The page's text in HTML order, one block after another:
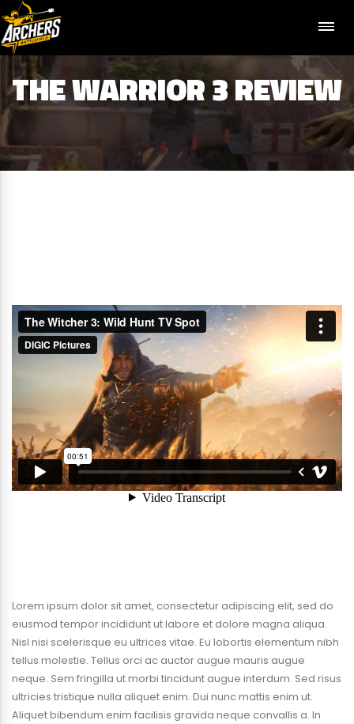
THE WARRIOR 3 REVIEW
Lorem ipsum dolor sit amet, consectetur adipiscing elit, sed do
eiusmod tempor incididunt ut labore et dolore magna aliqua.
Nisl nisi scelerisque eu ultrices vitae. Eu lobortis elementum nibh
tellus molestie. Tellus orci ac auctor augue mauris augue
neque. Sem fringilla ut morbi tincidunt augue interdum. Sed risus
ultricies tristique nulla aliquet enim. Dui nunc mattis enim ut.
Aliquet bibendum enim facilisis gravida neque convallis a. In